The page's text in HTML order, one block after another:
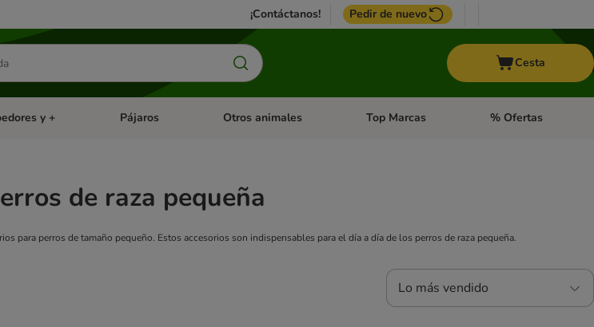
¡Contáctanos! Pedir de nuevo
Cesta
de categoria abierto: Antiparasitarios
y + Menú de categoria abierto: Roedores y +
Pájaros Menú de categoria abierto: Pájaros
Otros animales Menú de categoria abierto: Otros animales
Top Marcas Menú de categoria
% Ofertas
de raza pequeña
para perros de tamaño pequeño. Estos accesorios son indispensables para el día a día de los perros de raza pequeña.
Lo más vendido